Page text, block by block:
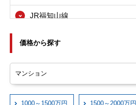
東大阪市
尼崎市
西宮市
伊丹市
JR福知山線
近鉄奈良線
近鉄信貴線
価格から探す
1000～1500万円 1500～2000万円